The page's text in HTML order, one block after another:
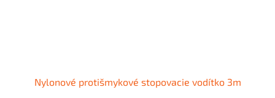
Nylonové protišmykové stopovacie vodítko 3m